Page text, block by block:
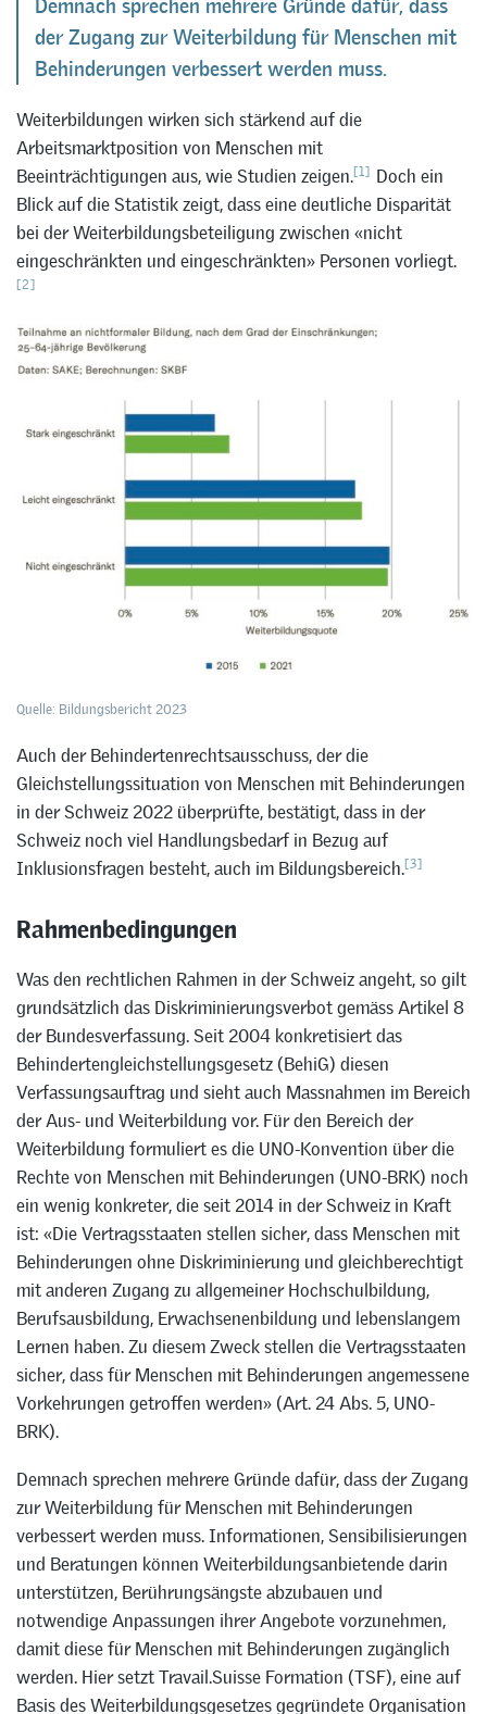
Demnach sprechen mehrere Gründe dafür, dass
der Zugang zur Weiterbildung für Menschen mit
Behinderungen verbessert werden muss.
Weiterbildungen wirken sich stärkend auf die
Arbeitsmarktposition von Menschen mit
Beeinträchtigungen aus, wie Studien zeigen.[1] Doch ein
Blick auf die Statistik zeigt, dass eine deutliche Disparität
bei der Weiterbildungsbeteiligung zwischen «nicht
eingeschränkten und eingeschränkten» Personen vorliegt.
[2]
Quelle: Bildungsbericht 2023
Auch der Behindertenrechtsausschuss, der die
Gleichstellungssituation von Menschen mit Behinderungen
in der Schweiz 2022 überprüfte, bestätigt, dass in der
Schweiz noch viel Handlungsbedarf in Bezug auf
Inklusionsfragen besteht, auch im Bildungsbereich.[3]
Rahmenbedingungen
Was den rechtlichen Rahmen in der Schweiz angeht, so gilt
grundsätzlich das Diskriminierungsverbot gemäss Artikel 8
der Bundesverfassung. Seit 2004 konkretisiert das
Behindertengleichstellungsgesetz (BehiG) diesen
Verfassungsauftrag und sieht auch Massnahmen im Bereich
der Aus- und Weiterbildung vor. Für den Bereich der
Weiterbildung formuliert es die UNO-Konvention über die
Rechte von Menschen mit Behinderungen (UNO-BRK) noch
ein wenig konkreter, die seit 2014 in der Schweiz in Kraft
ist: «Die Vertragsstaaten stellen sicher, dass Menschen mit
Behinderungen ohne Diskriminierung und gleichberechtigt
mit anderen Zugang zu allgemeiner Hochschulbildung,
Berufsausbildung, Erwachsenenbildung und lebenslangem
Lernen haben. Zu diesem Zweck stellen die Vertragsstaaten
sicher, dass für Menschen mit Behinderungen angemessene
Vorkehrungen getroffen werden» (Art. 24 Abs. 5, UNO-
BRK).
Demnach sprechen mehrere Gründe dafür, dass der Zugang
zur Weiterbildung für Menschen mit Behinderungen
verbessert werden muss. Informationen, Sensibilisierungen
und Beratungen können Weiterbildungsanbietende darin
unterstützen, Berührungsängste abzubauen und
notwendige Anpassungen ihrer Angebote vorzunehmen,
damit diese für Menschen mit Behinderungen zugänglich
werden. Hier setzt Travail.Suisse Formation (TSF), eine auf
Basis des Weiterbildungsgesetzes gegründete Organisation